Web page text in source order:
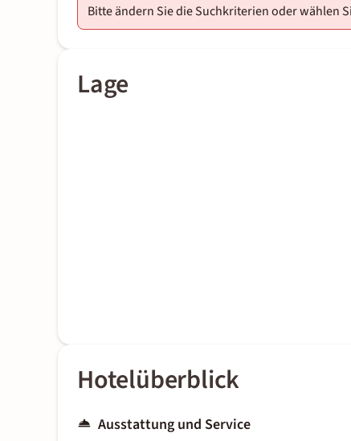
Bitte ändern Sie die Suchkriterien oder wählen
Lage
Hotelüberblick
Ausstattung und Service